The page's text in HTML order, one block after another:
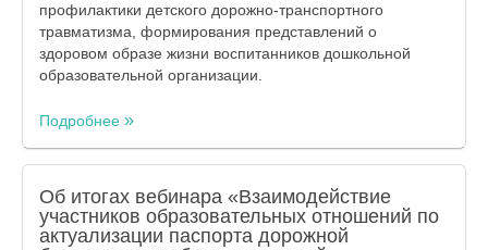
профилактики детского дорожно-транспортного
травматизма, формирования представлений о
здоровом образе жизни воспитанников дошкольной
образовательной организации.
Подробнее
Об итогах вебинара «Взаимодействие
участников образовательных отношений по
актуализации паспорта дорожной